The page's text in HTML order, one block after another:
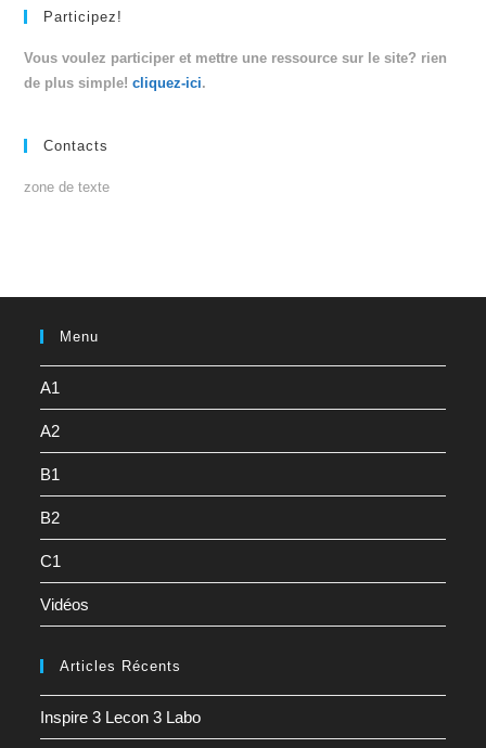
Participez!
Vous voulez participer et mettre une ressource sur le site? rien
de plus simple!cliquez-ici.
Contacts
zone de texte
Menu
A1
A2
B1
B2
C1
Vidéos
Articles Récents
Inspire 3 Lecon 3 Labo